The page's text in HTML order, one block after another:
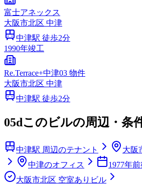
富士アネックス
大阪市北区 中津
中津駅 徒歩2分
1990年竣工
Re.Terrace+中津03 物件
大阪市北区 中津
中津駅 徒歩2分
05dこのビルの周辺・条
中津駅 周辺のテナント
大阪
中津のオフィス
1977年
大阪市北区 空室ありビル